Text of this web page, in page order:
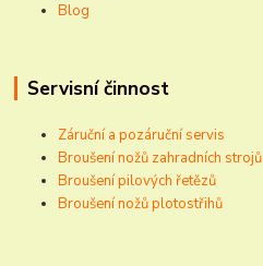
Blog
Servisní činnost
Záruční a pozáruční servis
Broušení nožů zahradních strojů
Broušení pilových řetězů
Broušení nožů plotostřihů